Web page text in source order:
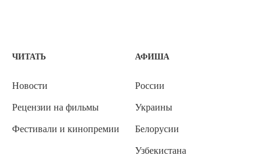
ЧИТАТЬ
Новости
Рецензии на фильмы
Фестивали и кинопремии
АФИША
России
Украины
Белорусии
Узбекистана